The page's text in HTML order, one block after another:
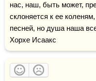
нас, наш, быть может,
склоняется к ее
песней, но душа наша
Хорхе Исаакс